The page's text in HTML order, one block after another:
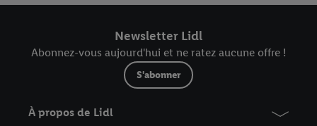
Newsletter Lidl
Abonnez-vous aujourd'hui et ne ratez aucune offre !
S'abonner
À propos de Lidl